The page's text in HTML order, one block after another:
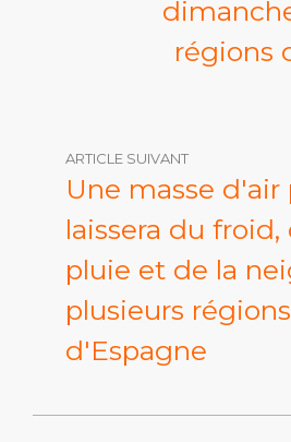
régions
ARTICLE SUIVANT
Une masse d'air
laissera du froid,
pluie et de la
plusieurs régions
d'Espagne